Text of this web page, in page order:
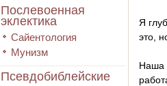
Послевоенная
эклектика
Сайентология
Мунизм
Псевдобиблейские
Я
это,
Наша